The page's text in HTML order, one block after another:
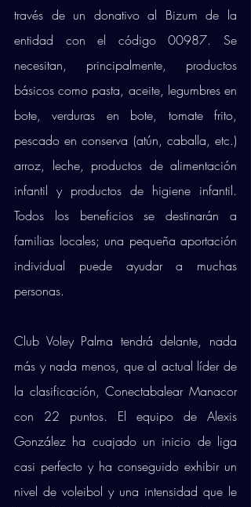
través de un donativo al Bizum de la
entidad con el código 00987. Se
necesitan, principalmente, productos
básicos como pasta, aceite, legumbres en
bote, verduras en bote, tomate frito,
pescado en conserva (atún, caballa, etc.)
arroz, leche, productos de alimentación
infantil y productos de higiene infantil.
Todos los beneficios se destinarán a
familias locales; una pequeña aportación
individual puede ayudar a muchas
personas.
Club Voley Palma tendrá delante, nada
más y nada menos, que al actual líder de
la clasificación, Conectabalear Manacor
con 22 puntos. El equipo de Alexis
González ha cuajado un inicio de liga
casi perfecto y ha conseguido exhibir un
nivel de voleibol y una intensidad que le